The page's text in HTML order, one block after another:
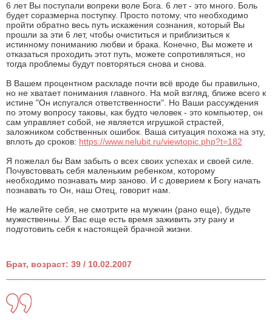
6 лет Вы поступали вопреки воле Бога. 6 лет - это много. Боль
будет соразмерна поступку. Просто потому, что необходимо
пройти обратно весь путь искажения сознания, который Вы
прошли за эти 6 лет, чтобы очиститься и приблизиться к
истинному пониманию любви и брака. Конечно, Вы можете и
отказаться проходить этот путь, можете сопротивляться, но
тогда проблемы будут повторяться снова и снова.
В Вашем процентном раскладе почти всё вроде бы правильно,
но не хватает понимания главного. На мой взгляд, ближе всего к
истине "Он испугался ответственности". Но Ваши рассуждения
по этому вопросу таковы, как будто человек - это компьютер, он
сам управляет собой, не является игрушкой страстей,
заложником собственных ошибок. Ваша ситуация похожа на эту,
вплоть до сроков: https://www.nelubit.ru/viewtopic.php?t=182
Я пожелал бы Вам забыть о всех своих успехах и своей силе.
Почувстоввать себя маленьким ребенком, которому
необходимо познавать мир заново. И с доверием к Богу начать
познавать то Он, наш Отец, говорит нам.
Не жалейте себя, не смотрите на мужчин (рано еще), будьте
мужественны. У Вас еще есть время заживить эту рану и
подготовить себя к настоящей брачной жизни.
Брат, возраст: 39 / 10.02.2007